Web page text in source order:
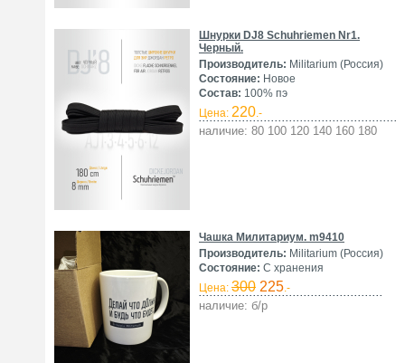
Шнурки DJ8 Schuhriemen Nr1.
Черный.
Производитель: Militarium (Россия)
Состояние: Новое
Состав: 100% пэ
Цена: 220.-
наличие: 80 100 120 140 160 180
Чашка Милитариум. m9410
Производитель: Militarium (Россия)
Состояние: С хранения
Цена: 300 225.-
наличие: б/р